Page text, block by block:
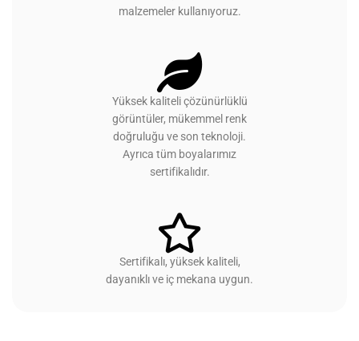
malzemeler kullanıyoruz.
Yüksek kaliteli çözünürlüklü
görüntüler, mükemmel renk
doğruluğu ve son teknoloji.
Ayrıca tüm boyalarımız
sertifikalıdır.
Sertifikalı, yüksek kaliteli,
dayanıklı ve iç mekana uygun.